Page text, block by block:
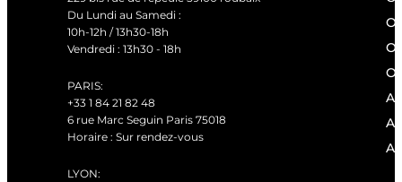
Du Lundi au Samedi :
10h-12h / 13h30-18h
Vendredi : 13h30 - 18h
PARIS:
+33 1 84 21 82 48
6 rue Marc Seguin Paris 75018
Horaire : Sur rendez-vous
LYON: